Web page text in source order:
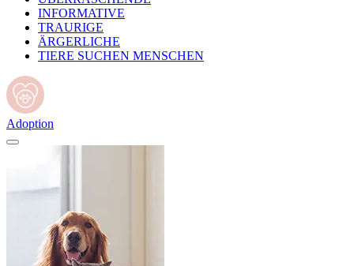
INFORMATIVE
TRAURIGE
ÄRGERLICHE
TIERE SUCHEN MENSCHEN
Adoption